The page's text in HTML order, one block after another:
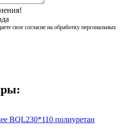
свое согласие на обработку персональных